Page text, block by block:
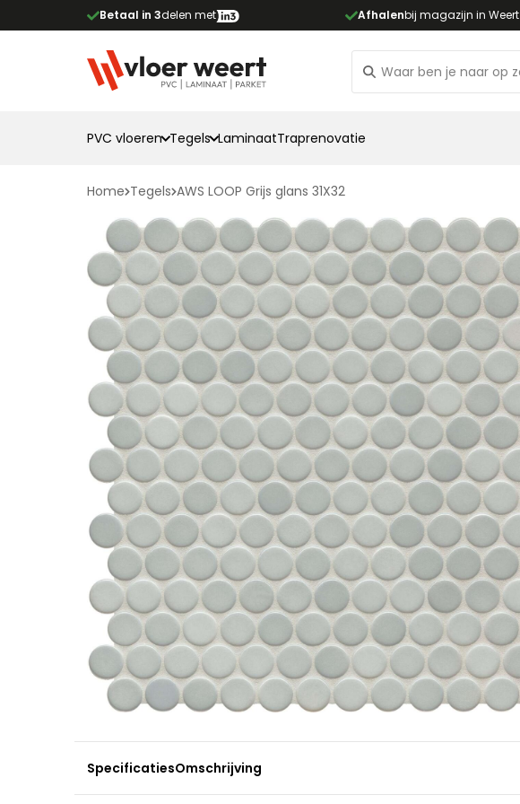
Betaal in 3delen met Afhalenbij magazijn in Weert
PVC vloeren Tegels LaminaatTraprenovatie
Home Tegels AWS LOOP Grijs glans 31X32
SpecificatiesOmschrijving